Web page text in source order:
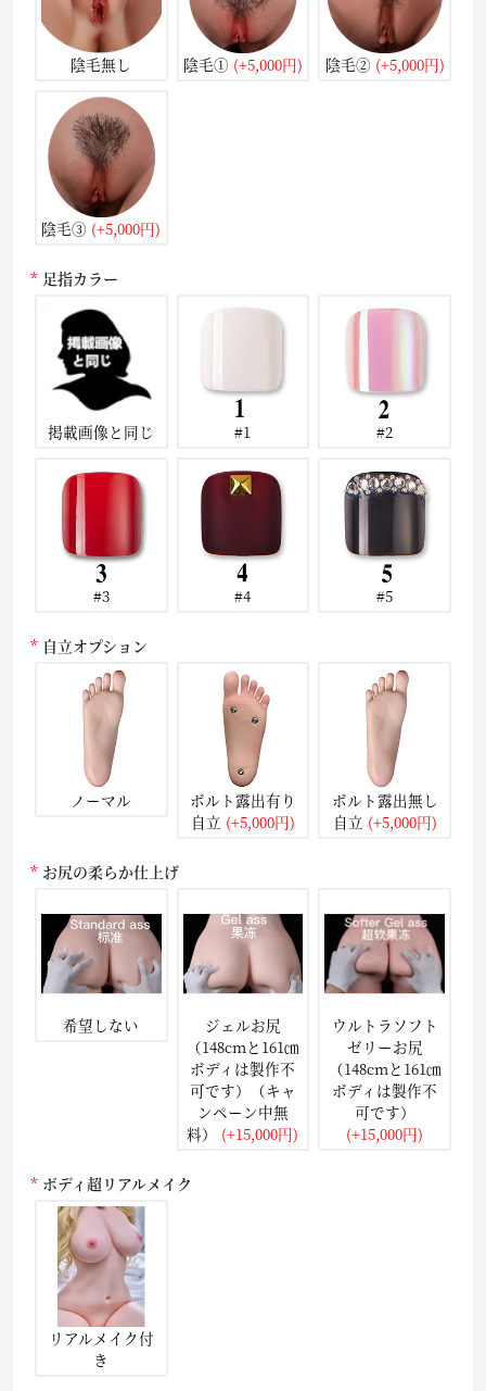
陰毛無し 陰毛① (+5,000円) 陰毛② (+5,000円)
陰毛③ (+5,000円)
足指カラー
掲載画像と同じ #1 #2
#3 #4 #5
自立オプション
ノーマル
ボルト露出有り
自立 (+5,000円)
ボルト露出無し
自立 (+5,000円)
お尻の柔らか仕上げ
希望しない
ジェルお尻
（148cmと161㎝
ボディは製作不
可です）（キャ
ンペーン中無
料）
(+15,000円)
ウルトラソフト
ゼリーお尻
（148cmと161㎝
ボディは製作不
可です）
(+15,000円)
ボディ超リアルメイク
リアルメイク付
き